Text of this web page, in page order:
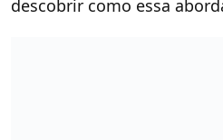
descobrir como essa